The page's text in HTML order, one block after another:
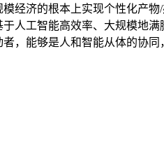
经济的根本上实现个性化产
人工智能高效率、大规模地
，能够是人和智能从体的协